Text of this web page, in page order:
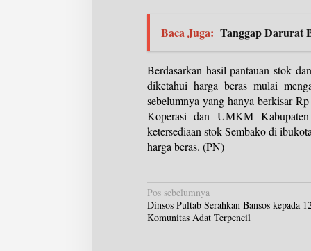
Baca Juga: Tanggap Darurat
Berdasarkan hasil pantauan stok
diketahui harga beras mulai
sebelumnya yang hanya berkisar
Koperasi dan UMKM
ketersediaan stok Sembako di
harga beras. (PN)
N
a
v
Pos sebelumnya
Dinsos Pultab Serahkan Bansos kepada
Komunitas Adat Terpencil